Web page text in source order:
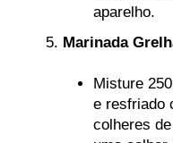
aparelho.
Marinada
Misture
e resfriado
colheres